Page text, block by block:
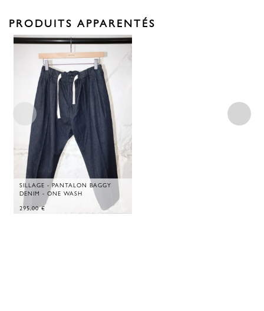
PRODUITS APPARENTÉS
SILLAGE - PANTALON BAGGY
DENIM - ONE WASH
295,00€